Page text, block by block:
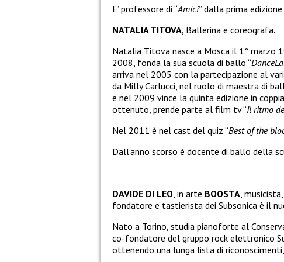
E’ professore di “Amici” dalla prima
NATALIA TITOVA, Ballerina e coreografa.
Natalia Titova nasce a Mosca il 1° marzo
2008, fonda la sua scuola di ballo “
arriva nel 2005 con la partecipazione al
da Milly Carlucci, nel ruolo di maestra di
e nel 2009 vince la quinta edizione in
ottenuto, prende parte al film tv “Il ritmo
Nel 2011 è nel cast del quiz “Best of the
Dall’anno scorso è docente di ballo della
DAVIDE DI LEO , in arte BOOSTA ,
fondatore e tastierista dei Subsonica è il
Nato a Torino, studia pianoforte al
co-fondatore del gruppo rock elettronico
ottenendo una lunga lista di